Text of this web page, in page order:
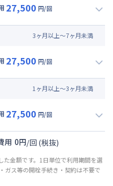
27,500 円/回
) (税抜)
3ヶ月以上～7ヶ月未満
27,500 円/回
) (税抜)
1 ヶ月以上～3ヶ月未満
27,500 円/回
) (税抜)
用 0円/回(税抜)
金額です。1日単位で利用期間を選
ガス等の開栓手続き・契約は不要で